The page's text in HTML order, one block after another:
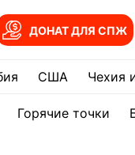
ДОНАТ ДЛЯ СПЖ
США Чехия
Горячие точки